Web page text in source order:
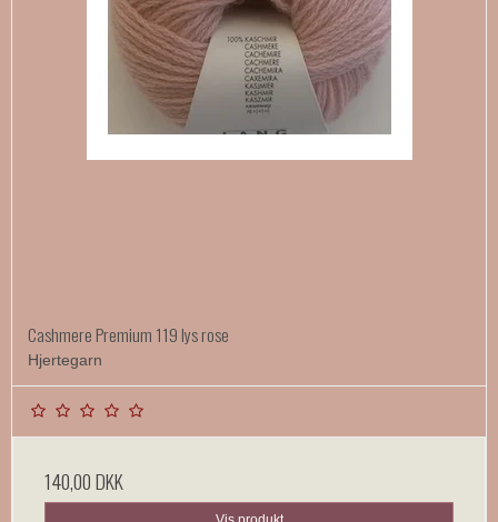
Cashmere Premium 119 lys rose
Hjertegarn
140,00 DKK